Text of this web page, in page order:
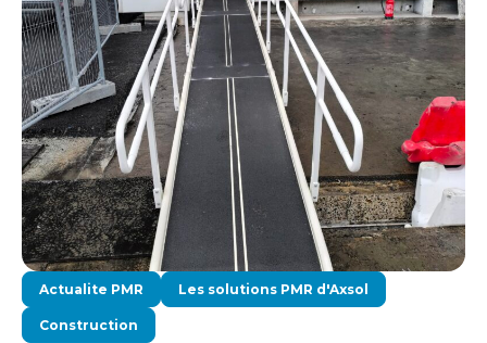
Actualite PMR Les solutions PMR d'Axsol
Construction